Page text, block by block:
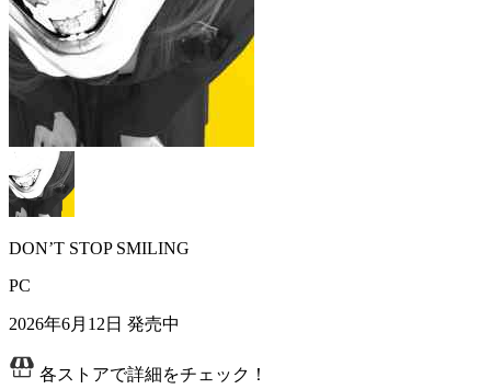
DON’T STOP SMILING
PC
2026年6月12日 発売中
各ストアで詳細をチェック！